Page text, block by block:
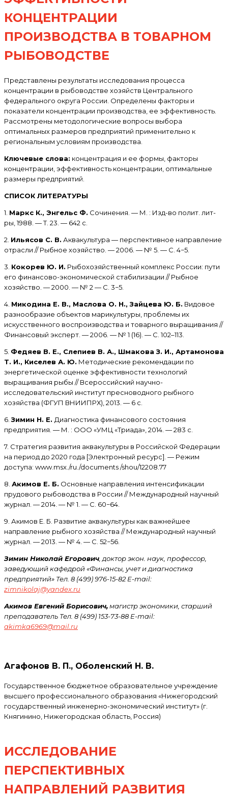
КОНЦЕНТРАЦИИ
ПРОИЗВОДСТВА В ТОВАРНОМ
РЫБОВОДСТВЕ
Представлены результаты исследования процесса
концентрации в рыбоводстве хозяйств Центрального
федерального округа России. Определены факторы и
показатели концентрации производства, ее эффективность.
Рассмотрены методологические вопросы выбора
оптимальных размеров предприятий применительно к
региональным условиям производства.
Ключевые слова: концентрация и ее формы, факторы
концентрации, эффективность концентрации, оптимальные
размеры предприятий.
СПИСОК ЛИТЕРАТУРЫ
1. Маркс К., Энгельс Ф. Сочинения. — М. : Изд-во полит. лит-
ры, 1988. — Т. 23. — 642 с.
2. Ильясов С. В. Аквакультура — перспективное направление
отрасли // Рыбное хозяйство. — 2006. — № 5. — С. 4−5.
3. Кокорев Ю. И. Рыбохозяйственный комплекс России: пути
его финансово-экономической стабилизации // Рыбное
хозяйство. — 2000. — № 2 — С. 3−5.
4. Микодина Е. В., Маслова О. Н., Зайцева Ю. Б. Видовое
разнообразие объектов марикультуры, проблемы их
искусственного воспроизводства и товарного выращивания //
Финансовый эксперт. — 2006. — № 1 (16). — С. 102–113.
5. Федяев В. Е., Слепиев В. А., Шмакова З. И., Артамонова
Т. И., Киселев А. Ю. Методические рекомендации по
энергетической оценке эффективности технологий
выращивания рыбы // Всероссийский научно-
исследовательский институт пресноводного рыбного
хозяйства (ФГУП ВНИИПРХ), 2013. — 6 с.
6.Зимин Н. Е. Диагностика финансового состояния
предприятия. — М. : ООО «УМЦ «Триада», 2014. — 283 с.
7. Стратегия развития аквакультуры в Российской Федерации
на период до 2020 года [Электронный ресурс]. — Режим
доступа: www.msx./ru./documents /shou/12208.77
8. Акимов Е. Б. Основные направления интенсификации
прудового рыбоводства в России // Международный научный
журнал. — 2014. — № 1. — С. 60−64.
9. Акимов Е. Б. Развитие аквакультуры как важнейшее
направление рыбного хозяйства // Международный научный
журнал. — 2013. — № 4. — С. 52−56.
Зимин Николай Егорович , доктор экон. наук, профессор,
заведующий кафедрой «Финансы, учет и диагностика
предприятий» Тел. 8 (499) 976-15-82 E-mail:
zimnikolaj@yandex.ru
Акимов Евгений Борисович, магистр экономики, старший
преподаватель Тел. 8 (499) 153-73-88 E-mail:
akimka6969@mail.ru
Агафонов В. П., Оболенский Н. В.
Государственное бюджетное образовательное учреждение
высшего профессионального образования «Нижегородский
государственный инженерно-экономический институт» (г.
Княгинино, Нижегородская область, Россия)
ИССЛЕДОВАНИЕ
ПЕРСПЕКТИВНЫХ
НАПРАВЛЕНИЙ РАЗВИТИЯ